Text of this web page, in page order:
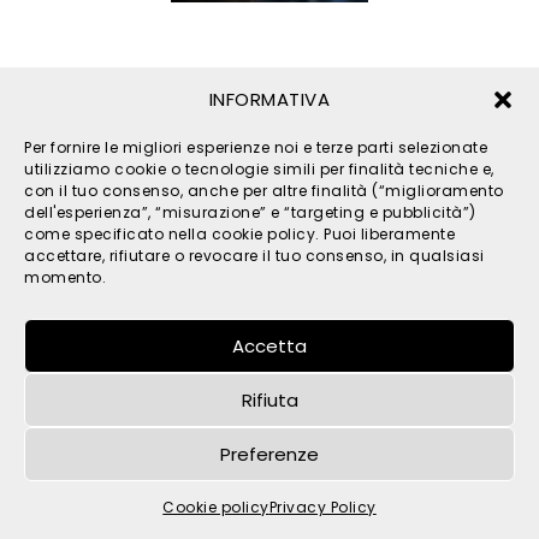
INFORMATIVA
Per fornire le migliori esperienze noi e terze parti selezionate
utilizziamo cookie o tecnologie simili per finalità tecniche e,
con il tuo consenso, anche per altre finalità (“miglioramento
dell'esperienza”, “misurazione” e “targeting e pubblicità”)
come specificato nella cookie policy. Puoi liberamente
accettare, rifiutare o revocare il tuo consenso, in qualsiasi
momento.
Accetta
Rifiuta
Preferenze
Cookie policyPrivacy Policy
© 2026 TPM s.r.l. - All Rights Reserved - C.F. e P. IVA
IT05121480262 -privacy-cookies- by